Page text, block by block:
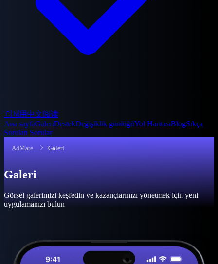
🇨🇳用中文阅读
Ana sayfaGaleriDestekDeğişiklik günlüğüYol HaritasıBlogSıkça
Sorulan Sorular
AdMate Galeri
Galeri
Görsel galerimizi keşfedin ve kazançlarınızı yönetmek için yeni
uygulamanızı bulun